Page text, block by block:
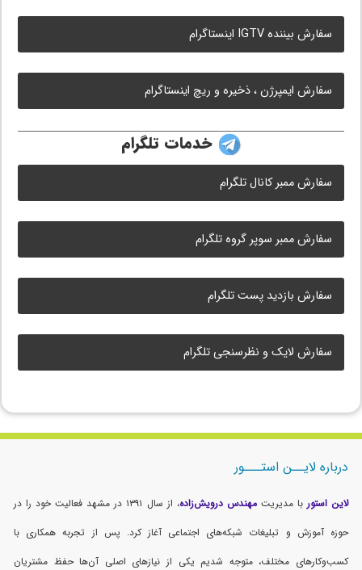
سفارش بیننده IGTV اینستاگرام
سفارش ایمپرژن ، ذخیره و ریچ اینستاگرام
خدمات تلگرام
سفارش ممبر کانال تلگرام
سفارش ممبر سوپر گروه تلگرام
سفارش بازدید پست تلگرام
سفارش لایک و نظرسنجی تلگرام